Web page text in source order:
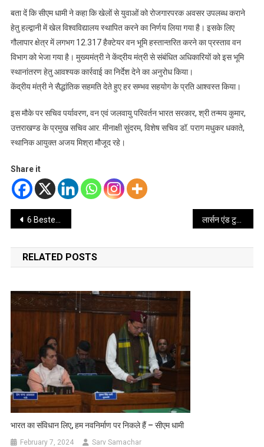
बता दें कि सीएम धामी ने कहा कि खेलों से युवाओं को रोजगारपरक अवसर उपलब्ध कराने
हेतु हल्द्वानी में खेल विश्वविद्यालय स्थापित करने का निर्णय लिया गया है। इसके लिए
गौलापार क्षेत्र में लगभग 12.317 हैक्टेयर वन भूमि हस्तान्तरित करने का प्रस्ताव वन
विभाग को भेजा गया है। मुख्यमंत्री ने केंद्रीय मंत्री से संबंधित अधिकारियों को इस भूमि
स्थानांतरण हेतु आवश्यक कार्रवाई का निर्देश देने का अनुरोध किया।
केंद्रीय मंत्री ने सैद्धांतिक सहमति देते हुए हर सम्भव सहयोग के प्रति आश्वस्त किया।
इस मौके पर सचिव पर्यावरण, वन एवं जलवायु परिवर्तन भारत सरकार, श्री तन्मय कुमार,
उत्तराखण्ड के प्रमुख सचिव आर. मीनाक्षी सुंदरम, विशेष सचिव डॉ. पराग मधुकर धकाते,
स्थानिक आयुक्त अजय मिश्रा मौजूद रहे।
Share it
Post
navigation
6 Beste Zufällige Video-chat-seiten Für Dich
RELATED POSTS
भारत का संविधान लिए, हम नवनिर्माण पर निकले हैं – सीएम धामी
February 7, 2024 Sarv Samachar